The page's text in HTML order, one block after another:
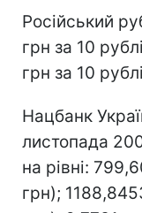
Російський
грн за 10
грн за 10
Нацбанк
листопада
на рівні:
грн);